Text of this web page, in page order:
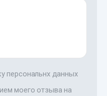
персональнх данных
моего отзыва на